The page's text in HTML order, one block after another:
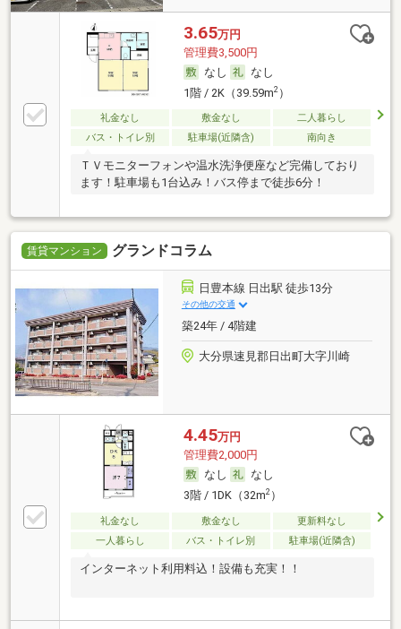
3.65万円
管理費3,500円
なし
なし
1階 / 2K（39.59m2）
礼金なし 敷金なし
二人暮らし
バス・トイレ別
駐車場(近隣含) 南向き
ＴＶモニターフォンや温水洗浄便座など完備しており
ます！駐車場も1台込み！バス停まで徒歩6分！
賃貸マンション グランドコラム
日豊本線 日出駅 徒歩13分
その他の交通
築24年 / 4階建
大分県速見郡日出町大字川崎
4.45万円
管理費2,000円
なし
なし
3階 / 1DK（32m2）
礼金なし 敷金なし
更新料なし
一人暮らし
バス・トイレ別 駐車場(近隣含)
インターネット利用料込！設備も充実！！